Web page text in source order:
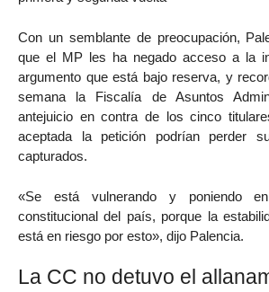
Con un semblante de preocupación,
que el MP les ha negado acceso a la
argumento que está bajo reserva, y
semana la Fiscalía de Asuntos
antejuicio en contra de los cinco
aceptada la petición podrían perder
capturados.
«Se está vulnerando y poniendo
constitucional del país, porque la
está en riesgo por esto», dijo Palencia.
La CC no detuvo el